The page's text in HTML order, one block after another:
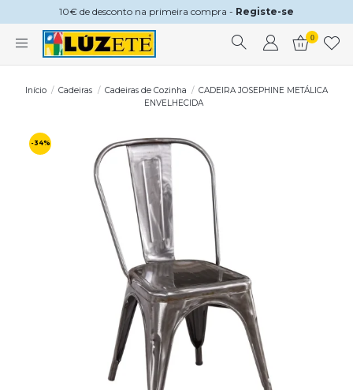
10€ de desconto na primeira compra - Registe-se
0
Início Cadeiras Cadeiras de Cozinha
CADEIRA JOSEPHINE METÁLICA
ENVELHECIDA
-34%